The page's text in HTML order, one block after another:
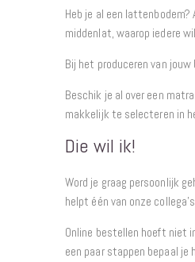
Heb je al een lattenbodem?
middenlat, waarop iedere
Bij het produceren van
Beschik je al over een
makkelijk te selecteren in
Die wil ik!
Word je graag persoonlijk
helpt één van onze
Online bestellen hoeft niet
een paar stappen bepaal